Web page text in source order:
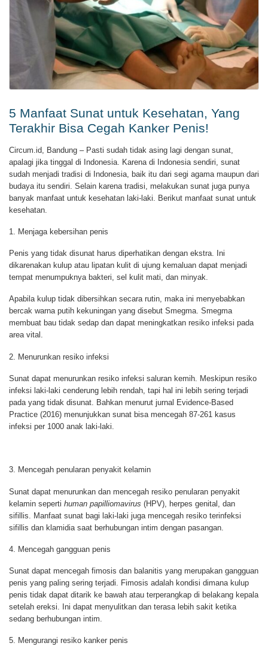
5 Manfaat Sunat untuk Kesehatan, Yang
Terakhir Bisa Cegah Kanker Penis!
Circum.id, Bandung – Pasti sudah tidak asing lagi dengan sunat,
apalagi jika tinggal di Indonesia. Karena di Indonesia sendiri, sunat
sudah menjadi tradisi di Indonesia, baik itu dari segi agama maupun dari
budaya itu sendiri. Selain karena tradisi, melakukan sunat juga punya
banyak manfaat untuk kesehatan laki-laki. Berikut manfaat sunat untuk
kesehatan.
1. Menjaga kebersihan penis
Penis yang tidak disunat harus diperhatikan dengan ekstra. Ini
dikarenakan kulup atau lipatan kulit di ujung kemaluan dapat menjadi
tempat menumpuknya bakteri, sel kulit mati, dan minyak.
Apabila kulup tidak dibersihkan secara rutin, maka ini menyebabkan
bercak warna putih kekuningan yang disebut Smegma. Smegma
membuat bau tidak sedap dan dapat meningkatkan resiko infeksi pada
area vital.
2. Menurunkan resiko infeksi
Sunat dapat menurunkan resiko infeksi saluran kemih. Meskipun resiko
infeksi laki-laki cenderung lebih rendah, tapi hal ini lebih sering terjadi
pada yang tidak disunat. Bahkan menurut jurnal Evidence-Based
Practice (2016) menunjukkan sunat bisa mencegah 87-261 kasus
infeksi per 1000 anak laki-laki.
3. Mencegah penularan penyakit kelamin
Sunat dapat menurunkan dan mencegah resiko penularan penyakit
kelamin seperti human papilliomavirus (HPV), herpes genital, dan
sifillis. Manfaat sunat bagi laki-laki juga mencegah resiko terinfeksi
sifillis dan klamidia saat berhubungan intim dengan pasangan.
4. Mencegah gangguan penis
Sunat dapat mencegah fimosis dan balanitis yang merupakan gangguan
penis yang paling sering terjadi. Fimosis adalah kondisi dimana kulup
penis tidak dapat ditarik ke bawah atau terperangkap di belakang kepala
setelah ereksi. Ini dapat menyulitkan dan terasa lebih sakit ketika
sedang berhubungan intim.
5. Mengurangi resiko kanker penis